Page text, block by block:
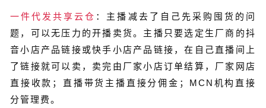
一件代发共享云仓 ：主播减去了自己先采购囤货的问
题，可以无压力的开播卖货。主播只要选定生厂商的抖
音小店产品链接或快手小店产品链接，在自己直播间上
了链接就可以卖，卖完由厂家小店订单结算，厂家网店
直接收款；直播带货主播直接分佣金；MCN机构直接
分管理费。